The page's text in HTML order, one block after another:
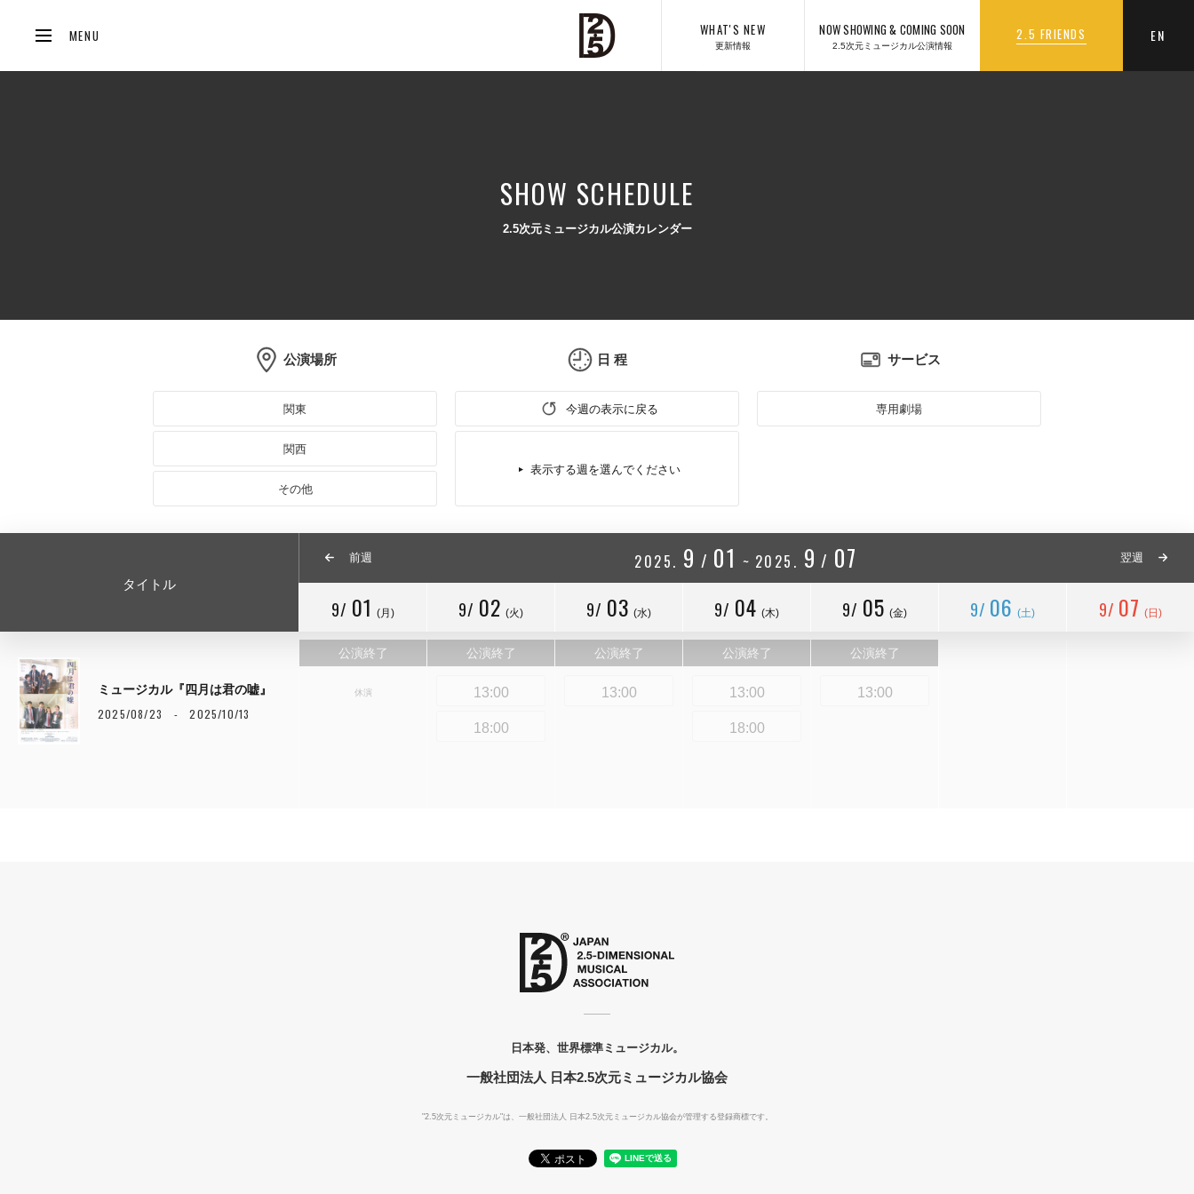
MENU EN
WHAT'S NEW
更新情報
NOW SHOWING & COMING SOON
2.5次元ミュージカル公演情報
2.5 FRIENDS
SHOW SCHEDULE
2.5次元ミュージカル公演カレンダー
公演場所
関東
関西
その他
日 程
今週の表示に戻る
表示する週を選んでください
サービス
専用劇場
タイトル
前週 2025. 9 / 01 ~ 2025. 9 / 07 翌週
9/ 01 (月) 9/ 02 (火) 9/ 03 (水) 9/ 04 (木) 9/ 05 (金) 9/ 06 (土) 9/ 07 (日)
ミュージカル『四月は君の嘘』
2025/08/23 - 2025/10/13
公演終了
休演
公演終了
13:00
18:00
公演終了
13:00
公演終了
13:00
18:00
公演終了
13:00
日本発、世界標準ミュージカル。
一般社団法人 日本2.5次元ミュージカル協会
"2.5次元ミュージカル"は、一般社団法人 日本2.5次元ミュージカル協会が管理する登録商標です。